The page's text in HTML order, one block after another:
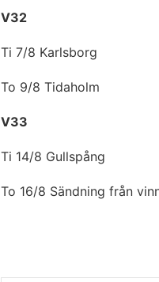
V32
Ti 7/8 Karlsborg
To 9/8 Tidaholm
V33
Ti 14/8 Gullspång
To 16/8 Sändning från